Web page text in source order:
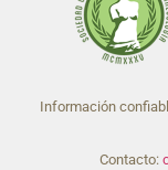
Información
Contacto: